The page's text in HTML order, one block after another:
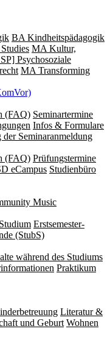
BA Kindheitspädagogik
MA Kultur,
Psychosoziale
MA Transforming
(FAQ) Seminartermine
Infos & Formulare
Seminaranmeldung
(FAQ) Prüfungstermine
eCampus Studienbüro
Music
Erstsemester-
(StubS)
während des Studiums
Praktikum
Literatur &
und Geburt Wohnen